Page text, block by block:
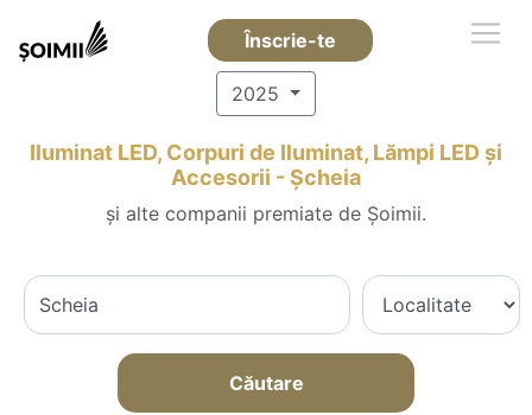
Înscrie-te
2025
Iluminat LED, Corpuri de Iluminat, Lămpi LED și
Accesorii - Şcheia
și alte companii premiate de Șoimii.
Căutare